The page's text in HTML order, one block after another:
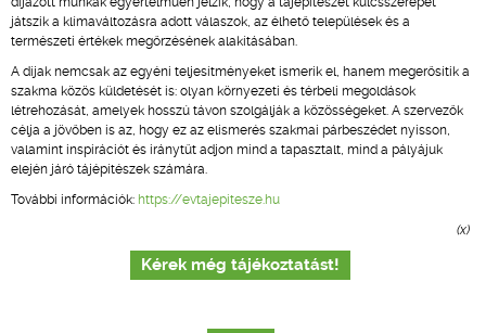
játszik a klímaváltozásra adott válaszok, az élhető települések és a
természeti értékek megőrzésének alakításában.
A díjak nemcsak az egyéni teljesítményeket ismerik el, hanem megerősítik a
szakma közös küldetését is: olyan környezeti és térbeli megoldások
létrehozását, amelyek hosszú távon szolgálják a közösségeket. A szervezők
célja a jövőben is az, hogy ez az elismerés szakmai párbeszédet nyisson,
valamint inspirációt és iránytűt adjon mind a tapasztalt, mind a pályájuk
elején járó tájépítészek számára.
További információk: https://evtajepitesze.hu
(x)
Kérek még tájékoztatást!